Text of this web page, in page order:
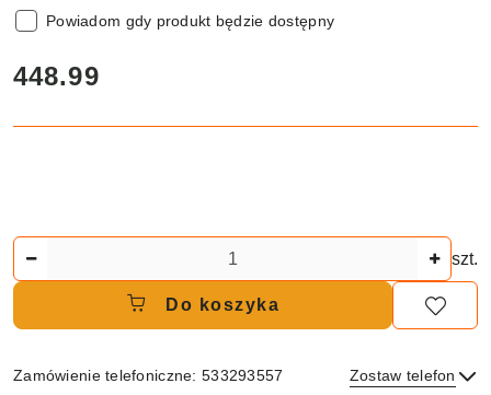
Powiadom gdy produkt będzie dostępny
cena:
448.99
szt.
Do koszyka
Zamówienie telefoniczne: 533293557 Zostaw telefon